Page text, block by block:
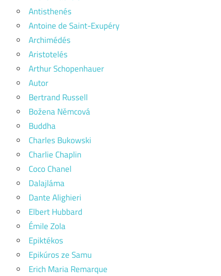
Antisthenés
Antoine de Saint-Exupéry
Archimédés
Aristotelés
Arthur Schopenhauer
Autor
Bertrand Russell
Božena Němcová
Buddha
Charles Bukowski
Charlie Chaplin
Coco Chanel
Dalajláma
Dante Alighieri
Elbert Hubbard
Émile Zola
Epiktékos
Epikúros ze Samu
Erich Maria Remarque